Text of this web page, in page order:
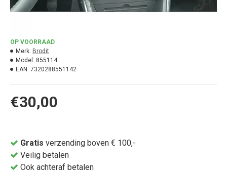
€30,00
OP VOORRAAD
Merk: Brodit
Model: 855114
EAN: 7320288551142
Gratis verzending boven € 100,-
Veilig betalen
Ook achteraf betalen